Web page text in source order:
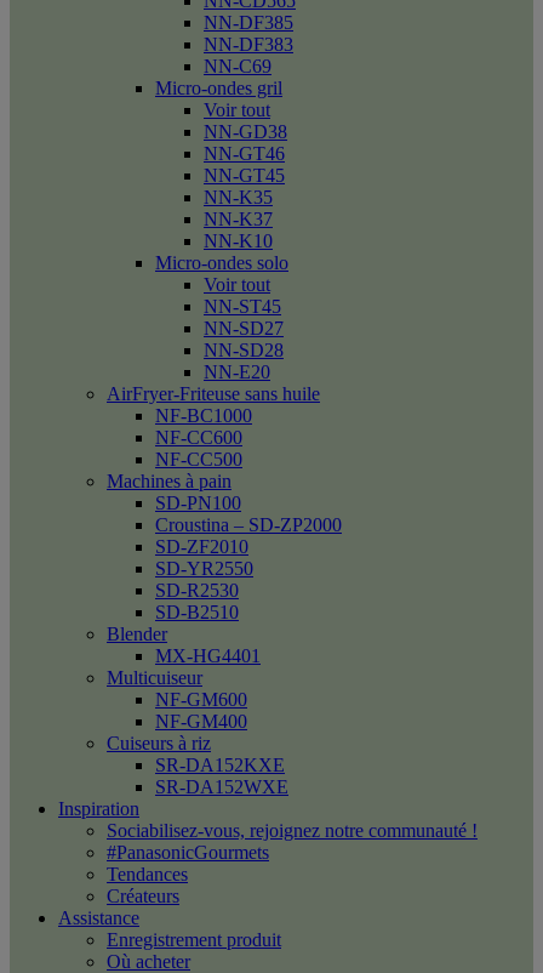
NN-DF385
NN-DF383
NN-C69
Micro-ondes gril
Voir tout
NN-GD38
NN-GT46
NN-GT45
NN-K35
NN-K37
NN-K10
Micro-ondes solo
Voir tout
NN-ST45
NN-SD27
NN-SD28
NN-E20
AirFryer-Friteuse sans huile
NF-BC1000
NF-CC600
NF-CC500
Machines à pain
SD-PN100
Croustina – SD-ZP2000
SD-ZF2010
SD-YR2550
SD-R2530
SD-B2510
Blender
MX-HG4401
Multicuiseur
NF-GM600
NF-GM400
Cuiseurs à riz
SR-DA152KXE
SR-DA152WXE
Inspiration
Sociabilisez-vous, rejoignez notre communauté !
#PanasonicGourmets
Tendances
Créateurs
Assistance
Enregistrement produit
Où acheter